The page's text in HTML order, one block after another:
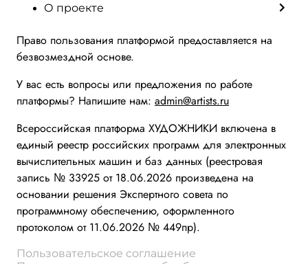
О проекте
Право пользования платформой предоставляется на
безвозмездной основе.
У вас есть вопросы или предложения по работе
платформы? Напишите нам: admin@artists.ru
Всероссийская платформа ХУДОЖНИКИ включена в
единый реестр российских программ для электронных
вычислительных машин и баз данных (реестровая
запись № 33925 от 18.06.2026 произведена на
основании решения Экспертного совета по
программному обеспечению, оформленного
протоколом от 11.06.2026 № 449пр).
Пользовательское соглашение